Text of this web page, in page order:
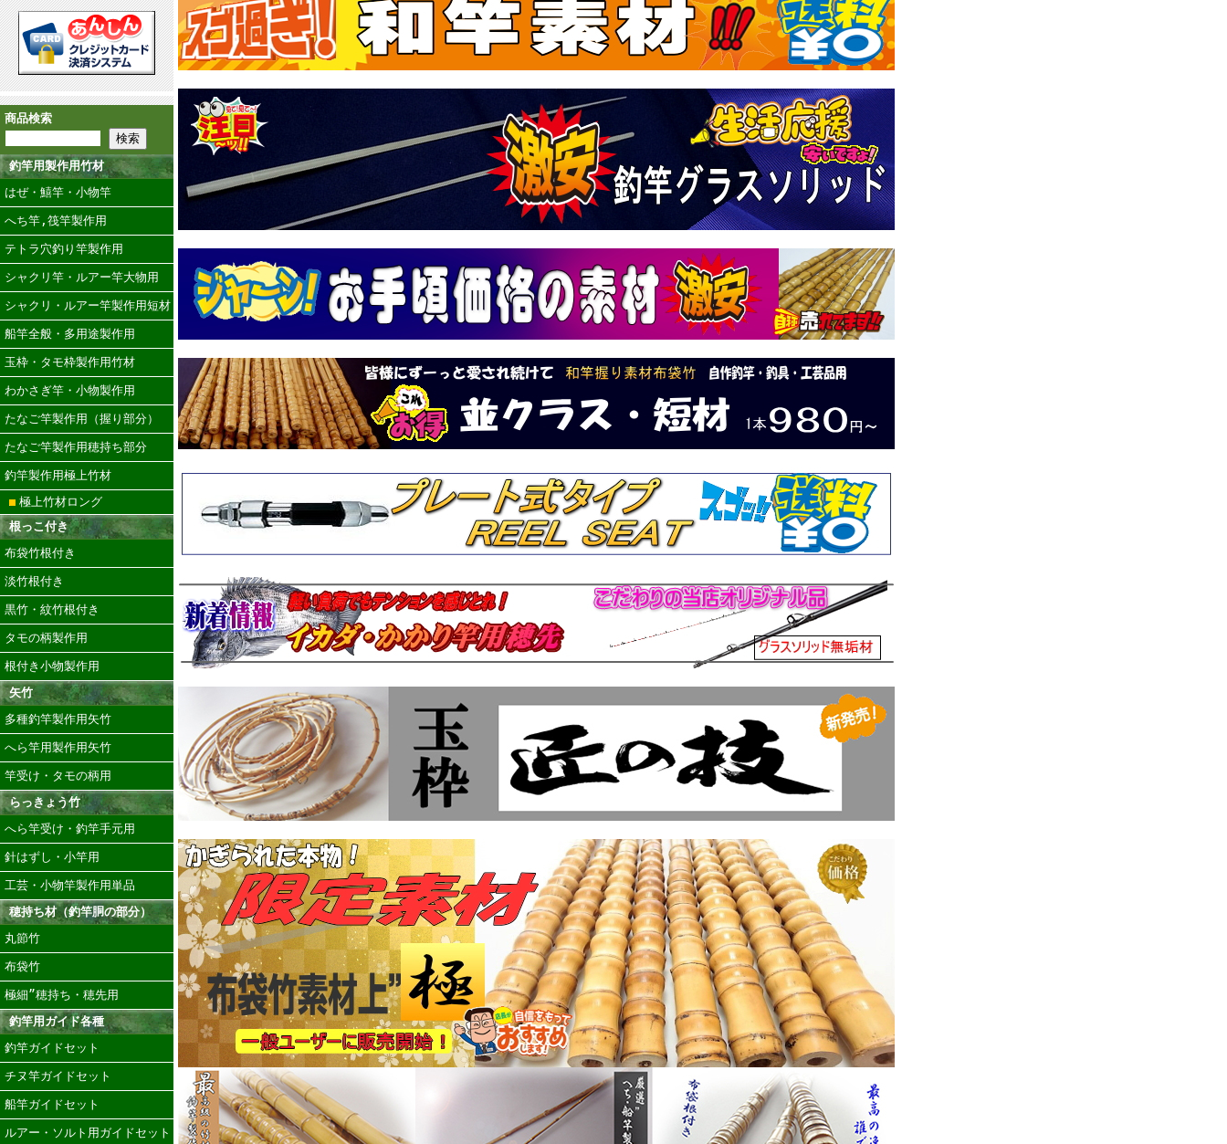
商品検索
釣竿用製作用竹材
はぜ・鱚竿・小物竿
へち竿,筏竿製作用
テトラ穴釣り竿製作用
シャクリ竿・ルアー竿大物用
シャクリ・ルアー竿製作用短材
船竿全般・多用途製作用
玉枠・タモ枠製作用竹材
わかさぎ竿・小物製作用
たなご竿製作用（握り部分）
たなご竿製作用穂持ち部分
釣竿製作用極上竹材
極上竹材ロング
根っこ付き
布袋竹根付き
淡竹根付き
黒竹・紋竹根付き
タモの柄製作用
根付き小物製作用
矢竹
多種釣竿製作用矢竹
へら竿用製作用矢竹
竿受け・タモの柄用
らっきょう竹
へら竿受け・釣竿手元用
針はずし・小竿用
工芸・小物竿製作用単品
穂持ち材（釣竿胴の部分）
丸節竹
布袋竹
極細”穂持ち・穂先用
釣竿用ガイド各種
釣竿ガイドセット
チヌ竿ガイドセット
船竿ガイドセット
ルアー・ソルト用ガイドセット